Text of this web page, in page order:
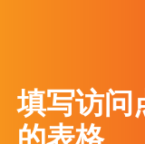
填写访问